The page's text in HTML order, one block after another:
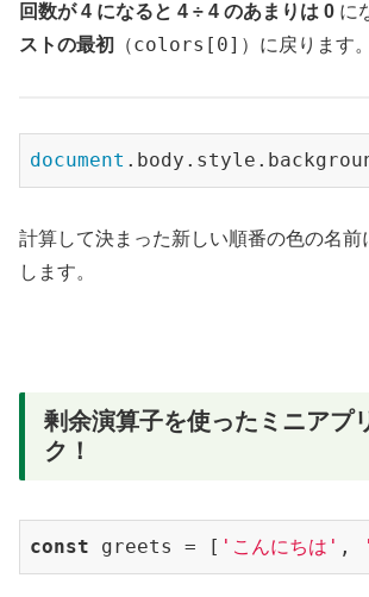
回数が 4 になると 4 ÷ 4 のあまりは 0 に
ストの最初
（colors[0] ）に戻ります。
document
計算して決まった新しい順番の色の名前
します。
剰余演算子を使ったミニアプ
ク！
const greets = [ 'こんにちは' ,